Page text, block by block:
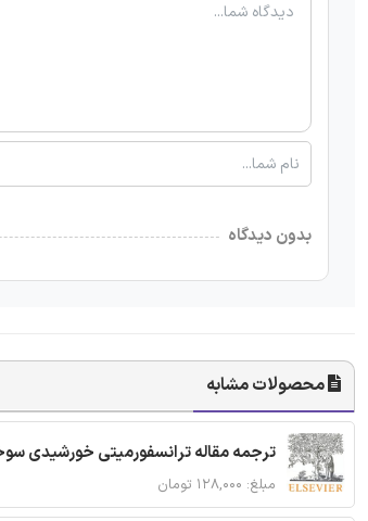
بدون دیدگاه
محصولات مشابه
ترجمه مقاله ترانسفورمیتی خورشیدی
مبلغ: ۱۲۸,۰۰۰ تومان